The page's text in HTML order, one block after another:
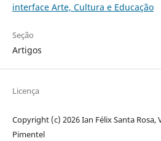
interface Arte, Cultura e Educação
Seção
Artigos
Licença
Copyright (c) 2026 Ian Félix Santa Rosa,
Pimentel